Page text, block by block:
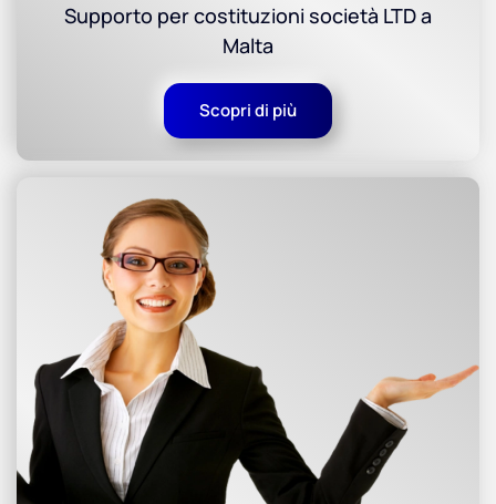
Supporto per costituzioni società LTD a
Malta
Scopri di più